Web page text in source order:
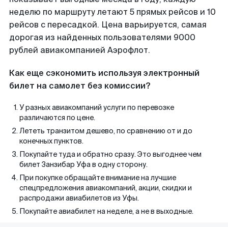
неделю по маршруту летают 5 прямых рейсов и 10
рейсов с пересадкой. Цена варьируется, самая
дорогая из найденных пользователями 9000
рублей авиакомпанией Аэрофлот.
Как еще сэкономить используя электронный
билет на самолет без комиссии?
У разных авиакомпаний услуги по перевозке
различаются по цене.
Лететь транзитом дешево, по сравнению от и до
конечных пунктов.
Покупайте туда и обратно сразу. Это выгоднее чем
билет Занзибар Уфа в одну сторону.
При покупке обращайте внимание на лучшие
спецпредложения авиакомпаний, акции, скидки и
распродажи авиабилетов из Уфы.
Покупайте авиабилет на неделе, а не в выходные.